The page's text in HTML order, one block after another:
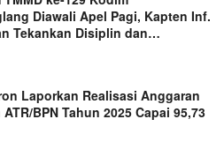
Diawali Apel Pagi, Kapten Inf.
Tekankan Disiplin dan
Laporkan Realisasi Anggaran
BPN Tahun 2025 Capai 95,73